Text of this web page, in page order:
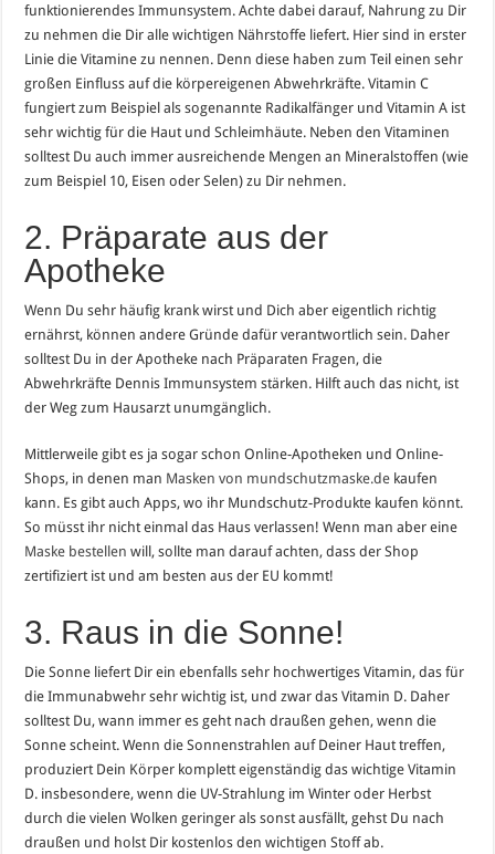
funktionierendes Immunsystem. Achte dabei darauf, Nahrung zu Dir
zu nehmen die Dir alle wichtigen Nährstoffe liefert. Hier sind in erster
Linie die Vitamine zu nennen. Denn diese haben zum Teil einen sehr
großen Einfluss auf die körpereigenen Abwehrkräfte. Vitamin C
fungiert zum Beispiel als sogenannte Radikalfänger und Vitamin A ist
sehr wichtig für die Haut und Schleimhäute. Neben den Vitaminen
solltest Du auch immer ausreichende Mengen an Mineralstoffen (wie
zum Beispiel 10, Eisen oder Selen) zu Dir nehmen.
2. Präparate aus der
Apotheke
Wenn Du sehr häufig krank wirst und Dich aber eigentlich richtig
ernährst, können andere Gründe dafür verantwortlich sein. Daher
solltest Du in der Apotheke nach Präparaten Fragen, die
Abwehrkräfte Dennis Immunsystem stärken. Hilft auch das nicht, ist
der Weg zum Hausarzt unumgänglich.
Mittlerweile gibt es ja sogar schon Online-Apotheken und Online-
Shops, in denen man Masken von mundschutzmaske.de kaufen
kann. Es gibt auch Apps, wo ihr Mundschutz-Produkte kaufen könnt.
So müsst ihr nicht einmal das Haus verlassen! Wenn man aber eine
Maske bestellen will, sollte man darauf achten, dass der Shop
zertifiziert ist und am besten aus der EU kommt!
3. Raus in die Sonne!
Die Sonne liefert Dir ein ebenfalls sehr hochwertiges Vitamin, das für
die Immunabwehr sehr wichtig ist, und zwar das Vitamin D. Daher
solltest Du, wann immer es geht nach draußen gehen, wenn die
Sonne scheint. Wenn die Sonnenstrahlen auf Deiner Haut treffen,
produziert Dein Körper komplett eigenständig das wichtige Vitamin
D. insbesondere, wenn die UV-Strahlung im Winter oder Herbst
durch die vielen Wolken geringer als sonst ausfällt, gehst Du nach
draußen und holst Dir kostenlos den wichtigen Stoff ab.